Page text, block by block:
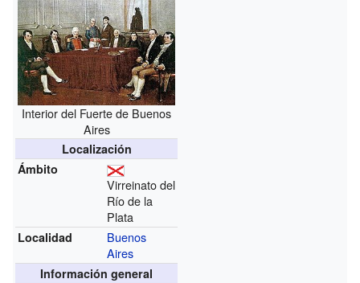
Interior del Fuerte de Buenos
Aires
Localización
Ámbito
Virreinato del
Río de la
Plata
Localidad
Buenos
Aires
Información general